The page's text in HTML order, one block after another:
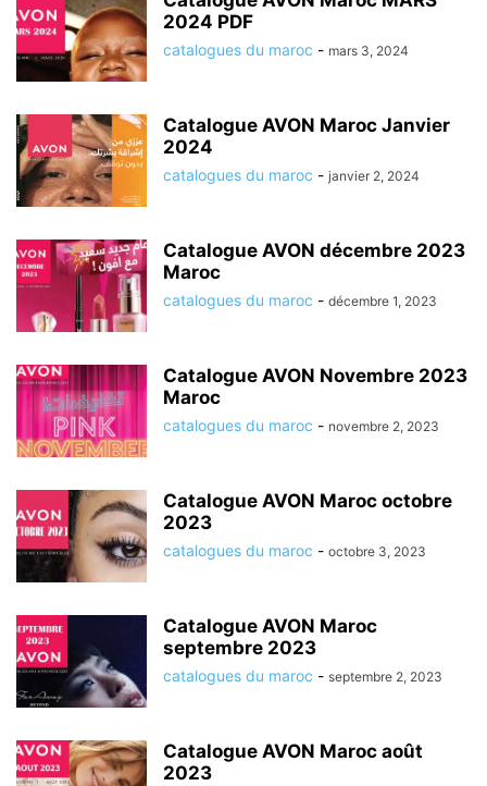
2024 PDF
catalogues du maroc - mars 3, 2024
Catalogue AVON Maroc Janvier
2024
catalogues du maroc - janvier 2, 2024
Catalogue AVON décembre 2023
Maroc
catalogues du maroc - décembre 1, 2023
Catalogue AVON Novembre 2023
Maroc
catalogues du maroc - novembre 2, 2023
Catalogue AVON Maroc octobre
2023
catalogues du maroc - octobre 3, 2023
Catalogue AVON Maroc
septembre 2023
catalogues du maroc - septembre 2, 2023
Catalogue AVON Maroc août
2023